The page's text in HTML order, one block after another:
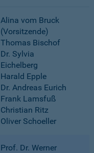
Alina vom Bruck
(Vorsitzende)
Thomas Bischof
Dr. Sylvia
Eichelberg
Harald Epple
Dr. Andreas Eurich
Frank Lamsfuß
Christian Ritz
Oliver Schoeller
Prof. Dr. Werner